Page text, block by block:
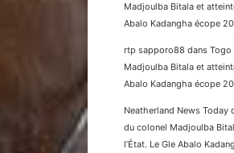
Madjoulba Bitala et
Abalo Kadangha écope
rtp sapporo88 dans Togo
Madjoulba Bitala et
Abalo Kadangha écope
Neatherland News Today
du colonel Madjoulba
l’État. Le Gle Abalo